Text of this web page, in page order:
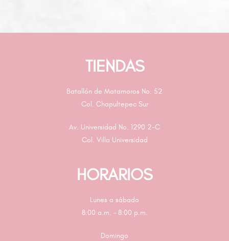
TIENDAS
Batallón de Matamoros No. 52
Col. Chapultepec Sur
Av. Universidad No. 1290 2-C
Col. Villa Universidad
HORARIOS
Lunes a sábado
8:00 a.m. – 8:00 p.m.
Domingo